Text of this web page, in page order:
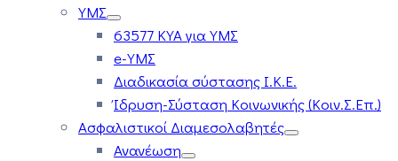
ΥΜΣ
63577 ΚΥΑ για ΥΜΣ
e-ΥΜΣ
Διαδικασία σύστασης Ι.Κ.Ε.
Ίδρυση-Σύσταση Κοινωνικής (Κοιν.Σ.Επ.)
Ασφαλιστικοί Διαμεσολαβητές
Ανανέωση